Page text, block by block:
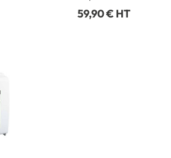
59,90 € HT